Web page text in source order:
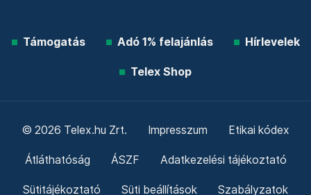
Támogatás Adó 1% felajánlás Hírlevelek
Telex Shop
© 2026 Telex.hu Zrt. Impresszum Etikai kódex
Átláthatóság ÁSZF Adatkezelési tájékoztató
Sütitájékoztató Süti beállítások Szabályzatok